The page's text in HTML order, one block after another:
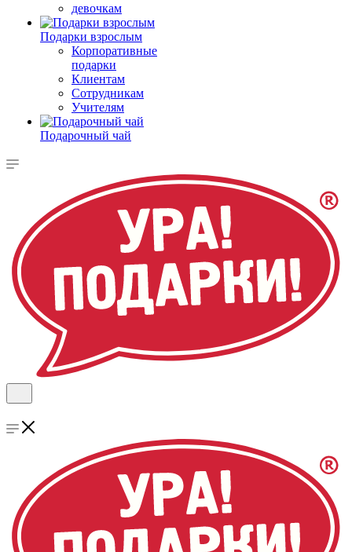
девочкам
Подарки взрослым
Корпоративные
подарки
Клиентам
Сотрудникам
Учителям
Подарочный чай